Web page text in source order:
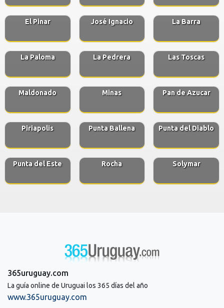
El Pinar José Ignacio La Barra
La Paloma La Pedrera Las Toscas
Maldonado Minas Pan de Azucar
Piriapolis Punta Ballena Punta del Diablo
Punta del Este Rocha Solymar
365uruguay.com
La guía online de Uruguai los 365 días del año
www.365uruguay.com